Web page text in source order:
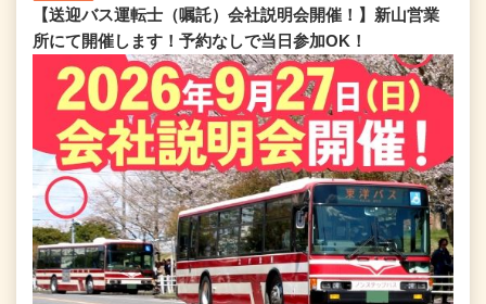
【送迎バス運転士（嘱託）会社説明会開催！】新山営業
所にて開催します！予約なしで当日参加OK！